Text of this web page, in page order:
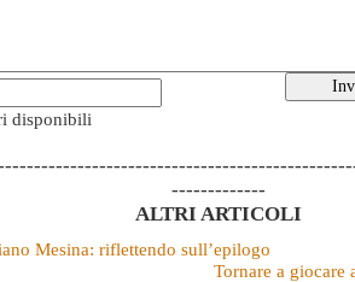
disponibili
-------------
ALTRI ARTICOLI
Mesina: riflettendo sull’epilogo
Tornare a giocare